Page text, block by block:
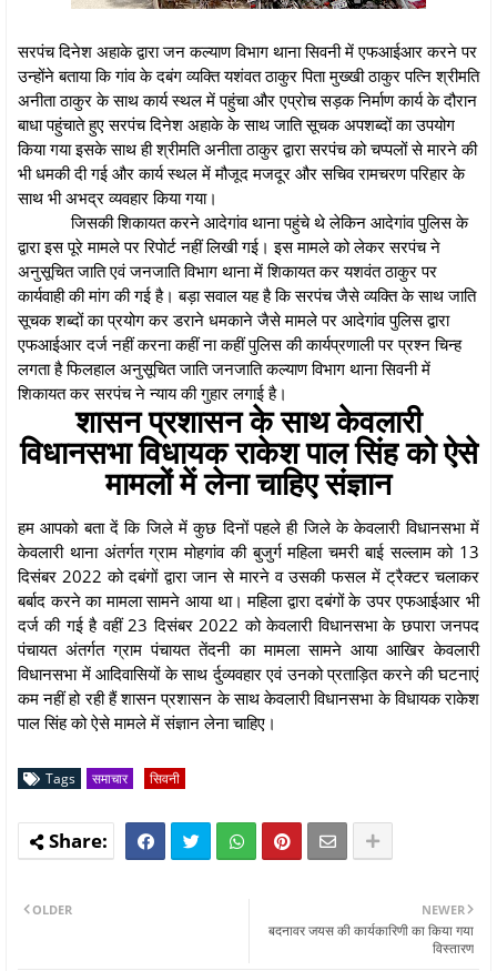
सरपंच दिनेश अहाके द्वारा जन कल्याण विभाग थाना सिवनी में एफआईआर करने पर
उन्होंने बताया कि गांव के दबंग व्यक्ति यशंवत ठाकुर पिता मुख्खी ठाकुर पत्नि श्रीमति
अनीता ठाकुर के साथ कार्य स्थल में पहुंचा और एप्रोच सड़क निर्माण कार्य के दौरान
बाधा पहुंचाते हुए सरपंच दिनेश अहाके के साथ जाति सूचक अपशब्दों का उपयोग
किया गया इसके साथ ही श्रीमति अनीता ठाकुर द्वारा सरपंच को चप्पलों से मारने की
भी धमकी दी गई और कार्य स्थल में मौजूद मजदूर और सचिव रामचरण परिहार के
साथ भी अभद्र व्यवहार किया गया।
जिसकी शिकायत करने आदेगांव थाना पहुंचे थे लेकिन आदेगांव पुलिस के
द्वारा इस पूरे मामले पर रिपोर्ट नहीं लिखी गई। इस मामले को लेकर सरपंच ने
अनुसूचित जाति एवं जनजाति विभाग थाना में शिकायत कर यशवंत ठाकुर पर
कार्यवाही की मांग की गई है। बड़ा सवाल यह है कि सरपंच जैसे व्यक्ति के साथ जाति
सूचक शब्दों का प्रयोग कर डराने धमकाने जैसे मामले पर आदेगांव पुलिस द्वारा
एफआईआर दर्ज नहीं करना कहीं ना कहीं पुलिस की कार्यप्रणाली पर प्रश्न चिन्ह
लगता है फिलहाल अनुसूचित जाति जनजाति कल्याण विभाग थाना सिवनी में
शिकायत कर सरपंच ने न्याय की गुहार लगाई है।
शासन प्रशासन के साथ केवलारी
विधानसभा विधायक राकेश पाल सिंह को ऐसे
मामलों में लेना चाहिए संज्ञान
हम आपको बता दें कि जिले में कुछ दिनों पहले ही जिले के केवलारी विधानसभा में
केवलारी थाना अंतर्गत ग्राम मोहगांव की बुजुर्ग महिला चमरी बाई सल्लाम को 13
दिसंबर 2022 को दबंगों द्वारा जान से मारने व उसकी फसल में ट्रैक्टर चलाकर
बर्बाद करने का मामला सामने आया था। महिला द्वारा दबंगों के उपर एफआईआर भी
दर्ज की गई है वहीं 23 दिसंबर 2022 को केवलारी विधानसभा के छपारा जनपद
पंचायत अंतर्गत ग्राम पंचायत तेंदनी का मामला सामने आया आखिर केवलारी
विधानसभा में आदिवासियों के साथ र्दुव्यवहार एवं उनको प्रताड़ित करने की घटनाएं
कम नहीं हो रही हैं शासन प्रशासन के साथ केवलारी विधानसभा के विधायक राकेश
पाल सिंह को ऐसे मामले में संज्ञान लेना चाहिए।
Tags समाचार सिवनी
NEWER
बदनावर जयस की कार्यकारिणी का किया गया
विस्तारण
OLDER